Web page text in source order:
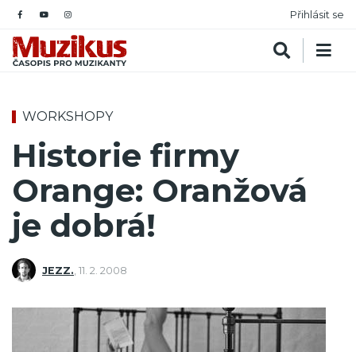
Přihlásit se
WORKSHOPY
Historie firmy
Orange: Oranžová
je dobrá!
JEZZ. 11. 2. 2008